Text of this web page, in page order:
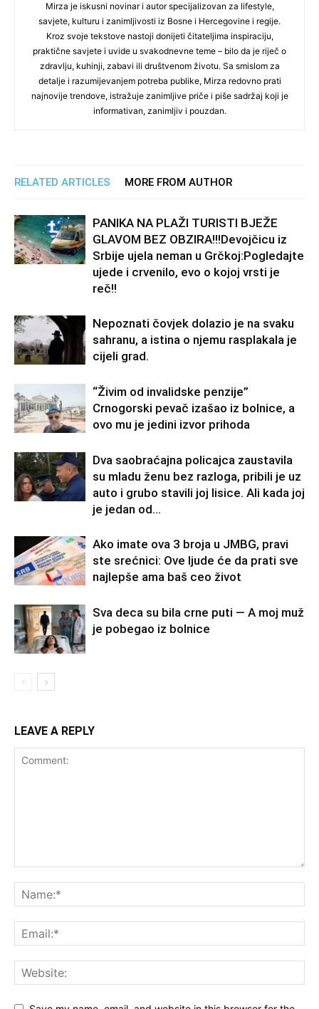
Mirza je iskusni novinar i autor specijalizovan za lifestyle,
savjete, kulturu i zanimljivosti iz Bosne i Hercegovine i regije.
Kroz svoje tekstove nastoji donijeti čitateljima inspiraciju,
praktične savjete i uvide u svakodnevne teme – bilo da je riječ o
zdravlju, kuhinji, zabavi ili društvenom životu. Sa smislom za
detalje i razumijevanjem potreba publike, Mirza redovno prati
najnovije trendove, istražuje zanimljive priče i piše sadržaj koji je
informativan, zanimljiv i pouzdan.
RELATED ARTICLES MORE FROM AUTHOR
PANIKA NA PLAŽI TURISTI BJEŽE
GLAVOM BEZ OBZIRA!!!Devojčicu iz
Srbije ujela neman u Grčkoj:Pogledajte
ujede i crvenilo, evo o kojoj vrsti je
reč!!
Nepoznati čovjek dolazio je na svaku
sahranu, a istina o njemu rasplakala je
cijeli grad.
“Živim od invalidske penzije”
Crnogorski pevač izašao iz bolnice, a
ovo mu je jedini izvor prihoda
Dva saobraćajna policajca zaustavila
su mladu ženu bez razloga, pribili je uz
auto i grubo stavili joj lisice. Ali kada joj
je jedan od...
Ako imate ova 3 broja u JMBG, pravi
ste srećnici: Ove ljude će da prati sve
najlepše ama baš ceo život
Sva deca su bila crne puti — A moj muž
je pobegao iz bolnice
LEAVE A REPLY